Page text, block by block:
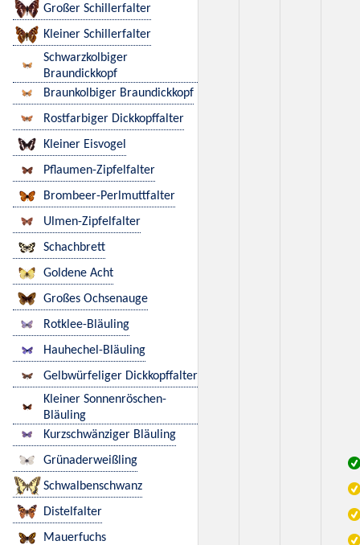
Großer Schillerfalter
Kleiner Schillerfalter
Schwarzkolbiger
Braundickkopf
Braunkolbiger Braundickkopf
Rostfarbiger Dickkopffalter
Kleiner Eisvogel
Pflaumen-Zipfelfalter
Brombeer-Perlmuttfalter
Ulmen-Zipfelfalter
Schachbrett
Goldene Acht
Großes Ochsenauge
Rotklee-Bläuling
Hauhechel-Bläuling
Gelbwürfeliger Dickkopffalter
Kleiner Sonnenröschen-
Bläuling
Kurzschwänziger Bläuling
Grünaderweißling
Schwalbenschwanz
Distelfalter
Mauerfuchs